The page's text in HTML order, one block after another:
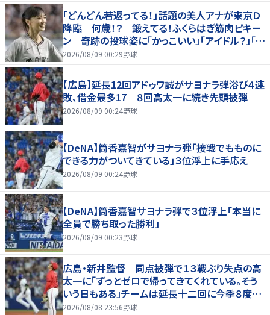
「どんどん若返ってる！」話題の美人アナが東京Ｄ
降臨 何歳！？ 鍛えてる！ふくらはぎ筋肉ピキー
ン 奇跡の投球姿に「かっこいい」「アイドル？」「女
神」
2026/08/09 00:29野球
【広島】延長12回アドゥワ誠がサヨナラ弾浴び４連
敗、借金最多17 ８回高太一に続き先頭被弾
2026/08/09 00:24野球
【DeNA】筒香嘉智がサヨナラ弾「接戦でもものに
できる力がついてきている」３位浮上に手応え
2026/08/09 00:24野球
【DeNA】筒香嘉智サヨナラ弾で３位浮上「本当に
全員で勝ち取った勝利」
2026/08/09 00:23野球
広島・新井監督 同点被弾で１３戦ぶり失点の高
太一に「ずっとゼロで帰ってきてくれている。そう
いう日もある」チームは延長十二回に今季８度目
サヨナラ負け
2026/08/08 23:56野球